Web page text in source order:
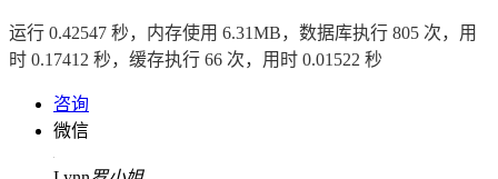
运行 0.42547 秒，内存使用 6.31MB，数据库执行 805 次，用
时 0.17412 秒，缓存执行 66 次，用时 0.01522 秒
咨询
微信